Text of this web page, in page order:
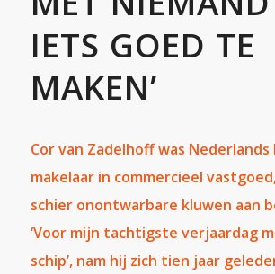
IETS GOED TE
MAKEN’
Cor van Zadelhoff was
makelaar in commercieel
schier onontwarbare kluwen aan
‘Voor mijn tachtigste verjaardag
schip’, nam hij zich tien jaar